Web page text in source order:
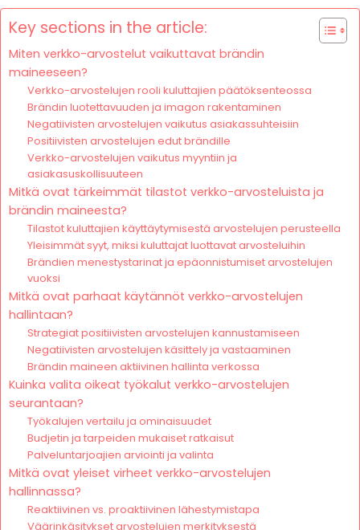
Key sections in the article:
Miten verkko-arvostelut vaikuttavat brändin
maineeseen?
Verkko-arvostelujen rooli kuluttajien päätöksenteossa
Brändin luotettavuuden ja imagon rakentaminen
Negatiivisten arvostelujen vaikutus asiakassuhteisiin
Positiivisten arvostelujen edut brändille
Verkko-arvostelujen vaikutus myyntiin ja
asiakasuskollisuuteen
Mitkä ovat tärkeimmät tilastot verkko-arvosteluista ja
brändin maineesta?
Tilastot kuluttajien käyttäytymisestä arvostelujen perusteella
Yleisimmät syyt, miksi kuluttajat luottavat arvosteluihin
Brändien menestystarinat ja epäonnistumiset arvostelujen
vuoksi
Mitkä ovat parhaat käytännöt verkko-arvostelujen
hallintaan?
Strategiat positiivisten arvostelujen kannustamiseen
Negatiivisten arvostelujen käsittely ja vastaaminen
Brändin maineen aktiivinen hallinta verkossa
Kuinka valita oikeat työkalut verkko-arvostelujen
seurantaan?
Työkalujen vertailu ja ominaisuudet
Budjetin ja tarpeiden mukaiset ratkaisut
Palveluntarjoajien arviointi ja valinta
Mitkä ovat yleiset virheet verkko-arvostelujen
hallinnassa?
Reaktiivinen vs. proaktiivinen lähestymistapa
Väärinkäsitykset arvostelujen merkityksestä